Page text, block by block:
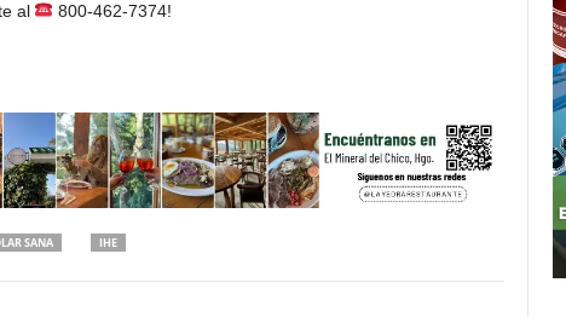
al 800-462-7374!
SANA IHE